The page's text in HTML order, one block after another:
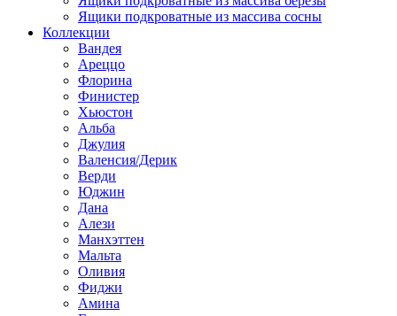
Ящики подкроватные из массива сосны
Коллекции
Вандея
Ареццо
Флорина
Финистер
Хьюстон
Альба
Джулия
Валенсия/Дерик
Верди
Юджин
Дана
Алези
Манхэттен
Мальта
Оливия
Фиджи
Амина